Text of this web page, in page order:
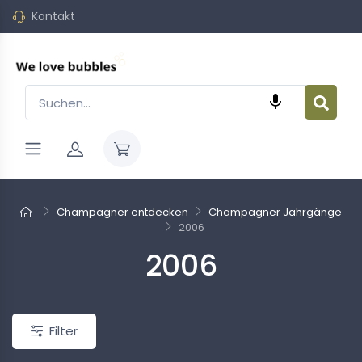
Kontakt

Champagner entdecken
Champagner Jahrgänge
2006
2006
Filter